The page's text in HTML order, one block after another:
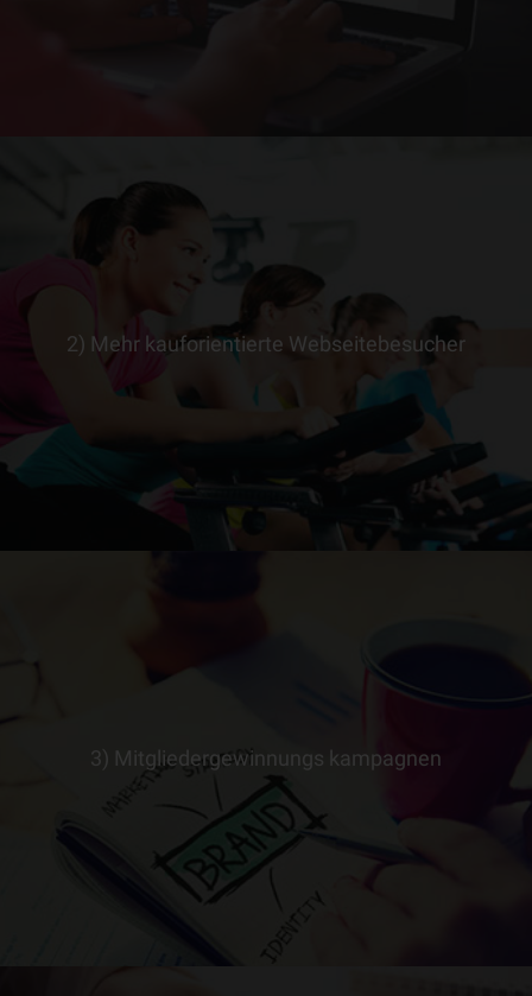
2) Mehr kauforientierte Webseitebesucher
> ERFAHRE MEHR
3) Mitgliedergewinnungs kampagnen
> ERFAHRE MEHR